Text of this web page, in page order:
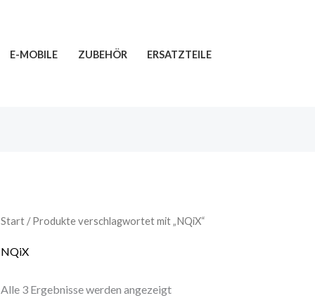
E-MOBILE ZUBEHÖR ERSATZTEILE
Start/ Produkte verschlagwortet mit „NQiX“
NQiX
Alle 3 Ergebnisse werden angezeigt